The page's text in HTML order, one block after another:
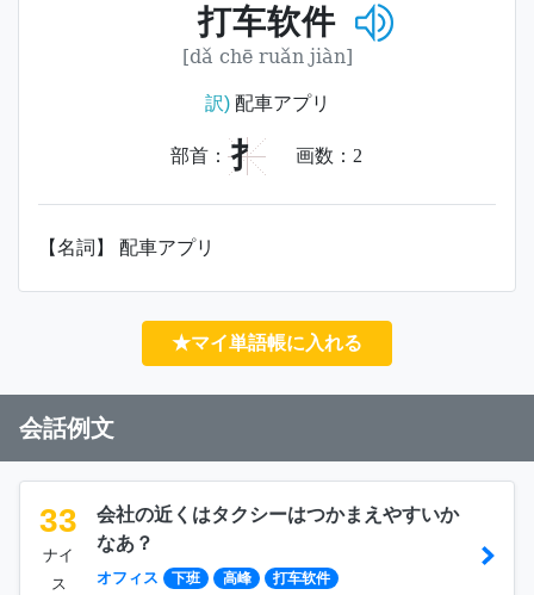
打车软件
[dǎ chē ruǎn jiàn]
訳)配車アプリ
部首： 扌 画数： 2
【名詞】 配車アプリ
★マイ単語帳に入れる
会話例文
33
ナイ
ス
会社の近くはタクシーはつかまえやすいか
なあ？
オフィス 下班 高峰 打车软件